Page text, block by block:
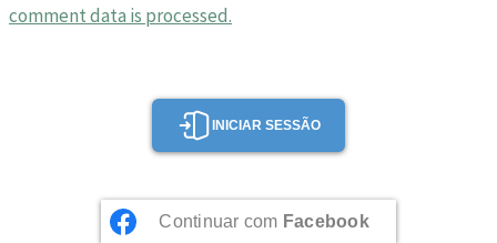
comment data is processed.
INICIAR SESSÃO
Continuar com Facebook